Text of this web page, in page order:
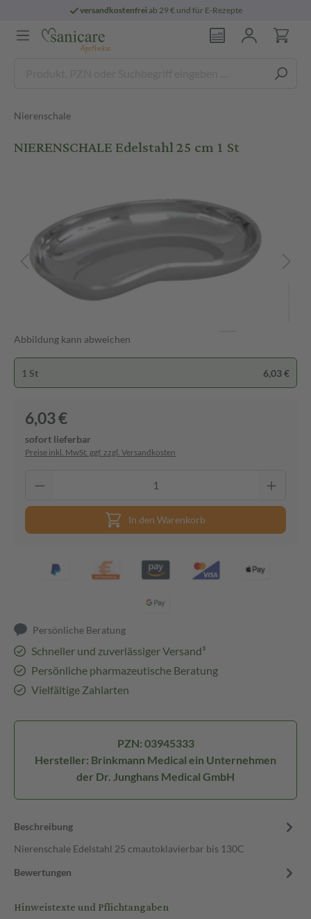
versandkostenfreiab 29 € und für E-Rezepte
Nierenschale
NIERENSCHALE Edelstahl 25 cm 1 St
Abbildung kann abweichen
1 St 6,03 €
6,03 €
sofort lieferbar
Preise inkl. MwSt. ggf. zzgl. Versandkosten
In den Warenkorb
Persönliche Beratung
Schneller und zuverlässiger Versand³
Persönliche pharmazeutische Beratung
Vielfältige Zahlarten
PZN: 03945333
Hersteller: Brinkmann Medical ein Unternehmen
der Dr. Junghans Medical GmbH
Beschreibung
Nierenschale Edelstahl 25 cmautoklavierbar bis 130C
Bewertungen
Hinweistexte und Pflichtangaben